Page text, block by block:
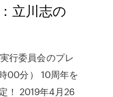
立川志の
行委員会のプレ
00分） 10周年を
！ 2019年4月26